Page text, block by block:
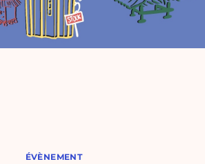
ÉVÈNEMENT